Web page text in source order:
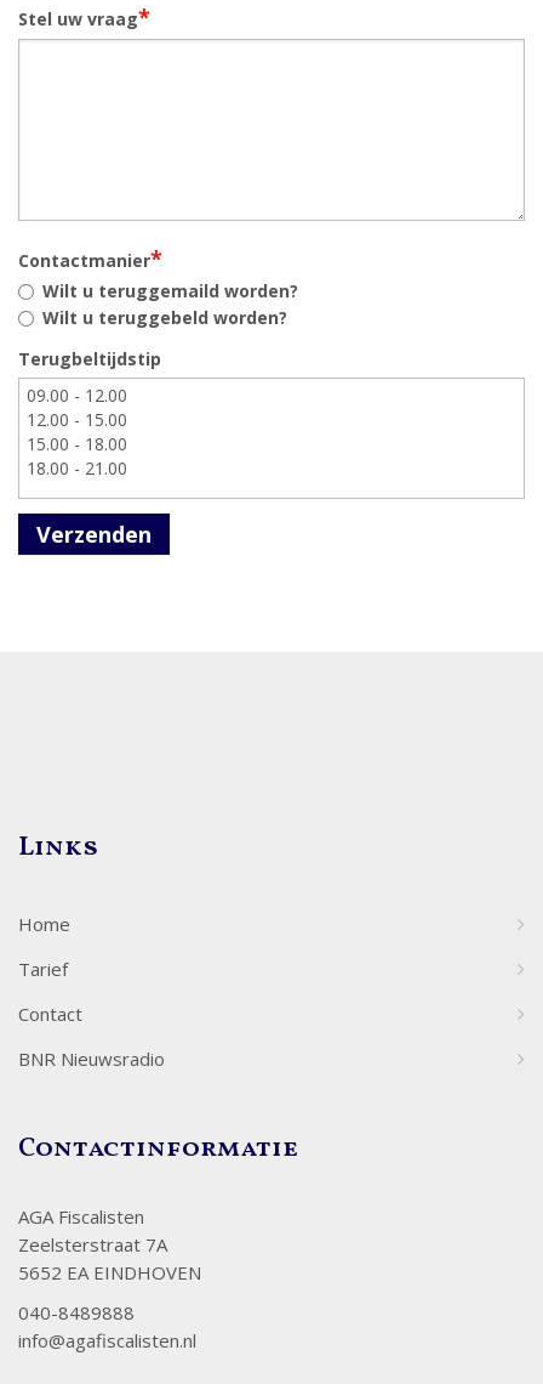
Stel uw vraag*
Contactmanier*
Wilt u teruggemaild worden?
Wilt u teruggebeld worden?
Terugbeltijdstip
Verzenden
Links
Home
Tarief
Contact
BNR Nieuwsradio
Contactinformatie
AGA Fiscalisten
Zeelsterstraat 7A
5652 EA EINDHOVEN
040-8489888
info@agafiscalisten.nl